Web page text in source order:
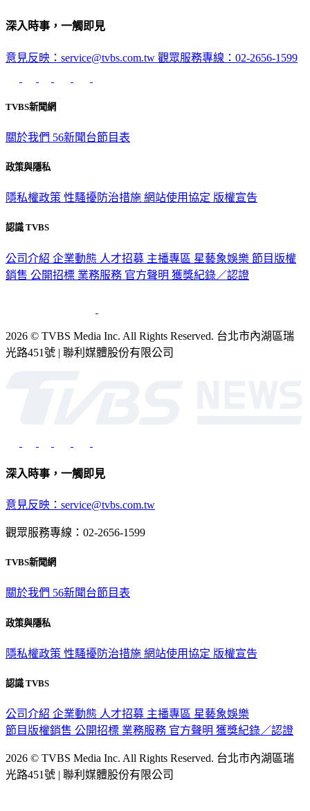
深入時事，一觸即見
意見反映：service@tvbs.com.tw 觀眾服務專線：02-2656-1599
TVBS新聞網
關於我們 56新聞台節目表
政策與隱私
隱私權政策 性騷擾防治措施 網站使用協定 版權宣告
認識 TVBS
公司介紹 企業動態 人才招募 主播專區 星藝象娛樂 節目版權
銷售 公開招標 業務服務 官方聲明 獲獎紀錄／認證
2026 © TVBS Media Inc. All Rights Reserved. 台北市內湖區瑞
光路451號 | 聯利媒體股份有限公司
深入時事，一觸即見
意見反映：service@tvbs.com.tw
觀眾服務專線：02-2656-1599
TVBS新聞網
關於我們 56新聞台節目表
政策與隱私
隱私權政策 性騷擾防治措施 網站使用協定 版權宣告
認識 TVBS
公司介紹 企業動態 人才招募 主播專區 星藝象娛樂
節目版權銷售 公開招標 業務服務 官方聲明 獲獎紀錄／認證
2026 © TVBS Media Inc. All Rights Reserved. 台北市內湖區瑞
光路451號 | 聯利媒體股份有限公司